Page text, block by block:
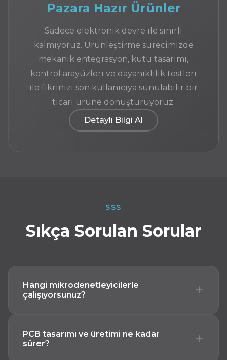
Pazara Hazır Ürünler
Sadece elektronik devre ile sınırlı
kalmıyoruz. Ürünleştirme sürecimizde
mekanik entegrasyon, kutu tasarımı,
kontrol arayüzleri ve dayanıklılık testleri
ile fikrinizi son kullanıcıya sunulabilir bir
ticari ürüne dönüştürüyoruz.
Detaylı Bilgi Al
SSS
Sıkça Sorulan Sorular
Hangi mikrodenetleyicilerle
çalışıyorsunuz?
platformlar olmak üzere, projenin
gereksinimlerine en uygun
PCB tasarımı ve üretimi ne kadar
sürer?